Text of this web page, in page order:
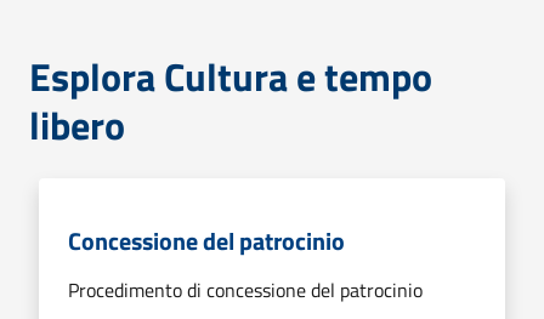
Esplora Cultura e tempo
libero
Concessione del patrocinio
Procedimento di concessione del patrocinio